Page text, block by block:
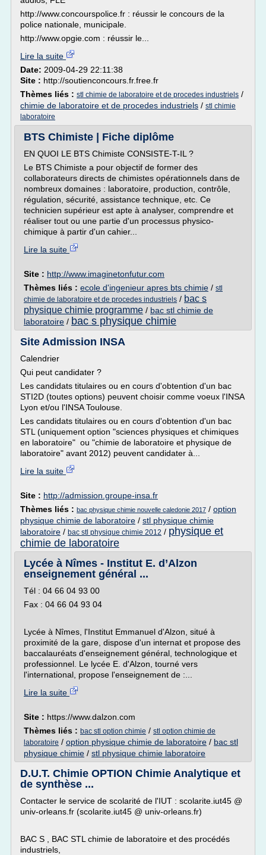
http://www.concourspolice.fr : réussir le concours de la
police nationale, municipale.
http://www.opgie.com : réussir le...
Lire la suite
Date: 2009-04-29 22:11:38
Site : http://soutienconcours.fr.free.fr
Thèmes liés : stl chimie de laboratoire et de procedes industriels /
chimie de laboratoire et de procedes industriels / stl chimie
laboratoire
BTS Chimiste | Fiche diplôme
EN QUOI LE BTS Chimiste CONSISTE-T-IL ?
Le BTS Chimiste a pour objectif de former des
collaborateurs directs de chimistes opérationnels dans de
nombreux domaines : laboratoire, production, contrôle,
régulation, sécurité, assistance technique, etc. Ce
technicien supérieur est apte à analyser, comprendre et
réaliser tout ou une partie d'un processus physico-
chimique à partir d'un cahier...
Lire la suite
Site : http://www.imaginetonfutur.com
Thèmes liés : ecole d'ingenieur apres bts chimie / stl
chimie de laboratoire et de procedes industriels / bac s
physique chimie programme / bac stl chimie de
laboratoire / bac s physique chimie
Site Admission INSA
Calendrier
Qui peut candidater ?
Les candidats titulaires ou en cours d'obtention d'un bac
STI2D (toutes options) peuvent choisir comme voeux l'INSA
Lyon et/ou l'INSA Toulouse.
Les candidats titulaires ou en cours d'obtention d'un bac
STL (uniquement option "sciences physiques et chimiques
en laboratoire" ou "chimie de laboratoire et physique de
laboratoire" avant 2012) peuvent candidater à...
Lire la suite
Site : http://admission.groupe-insa.fr
Thèmes liés : bac physique chimie nouvelle caledonie 2017 / option
physique chimie de laboratoire / stl physique chimie
laboratoire / bac stl physique chimie 2012 / physique et
chimie de laboratoire
Lycée à Nîmes - Institut E. d’Alzon
enseignement général ...
Tél : 04 66 04 93 00
Fax : 04 66 04 93 04
Lycée à Nîmes, l'Institut Emmanuel d'Alzon, situé à
proximité de la gare, dispose d'un internat et propose des
baccalauréats d'enseignement général, technologique et
professionnel. Le lycée E. d'Alzon, tourné vers
l'international, propose l'enseignement de :...
Lire la suite
Site : https://www.dalzon.com
Thèmes liés : bac stl option chimie / stl option chimie de
laboratoire / option physique chimie de laboratoire / bac stl
physique chimie / stl physique chimie laboratoire
D.U.T. Chimie OPTION Chimie Analytique et
de synthèse ...
Contacter le service de scolarité de l'IUT : scolarite.iut45 @
univ-orleans.fr (scolarite.iut45 @ univ-orleans.fr)
BAC S , BAC STL chimie de laboratoire et des procédés
industriels,